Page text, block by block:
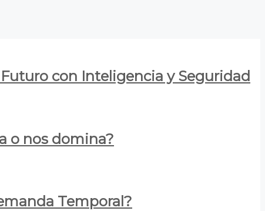
con Inteligencia y Seguridad
o nos domina?
Temporal?